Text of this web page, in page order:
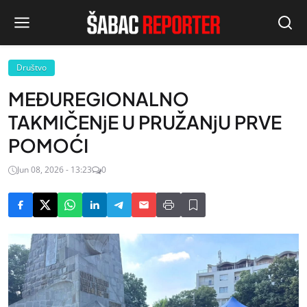
Društvo
MEĐUREGIONALNO
TAKMIČENjE U PRUŽANjU PRVE
POMOĆI
Jun 08, 2026 - 13:23 0